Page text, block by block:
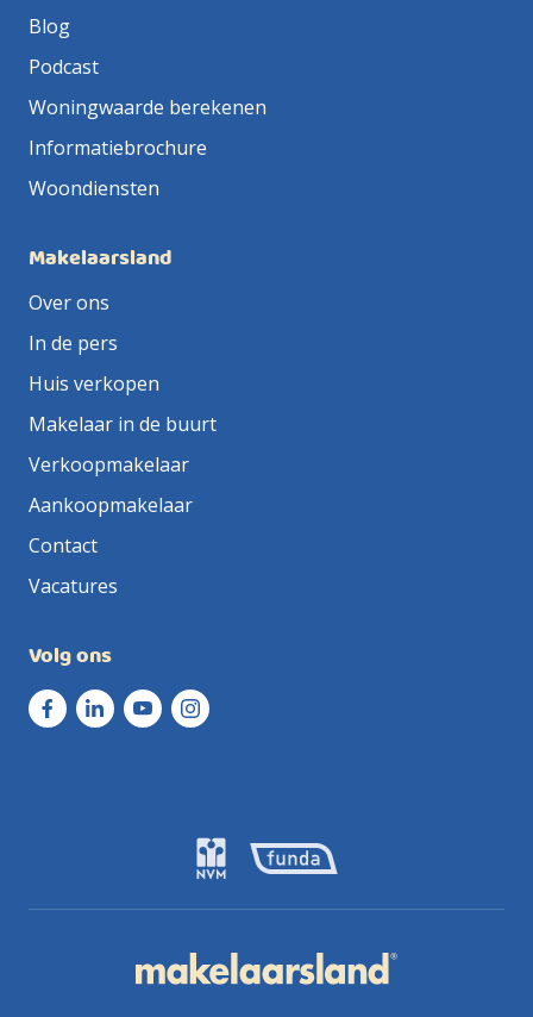
Blog
Podcast
Woningwaarde berekenen
Informatiebrochure
Woondiensten
Makelaarsland
Over ons
In de pers
Huis verkopen
Makelaar in de buurt
Verkoopmakelaar
Aankoopmakelaar
Contact
Vacatures
Volg ons